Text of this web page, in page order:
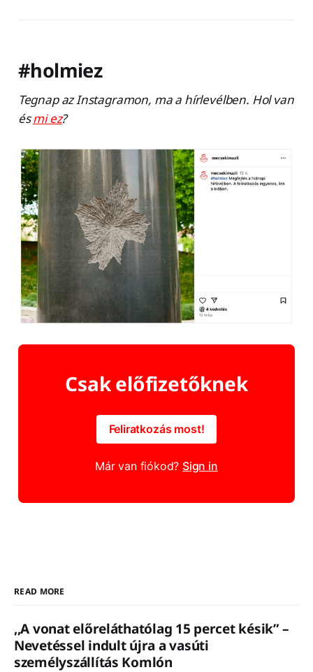
#holmiez
Tegnap az Instagramon, ma a hírlevélben. Hol van
ésmi ez?
Csak előfizetőknek
Feliratkozás most!
Már van fiókod? Sign in
READ MORE
,,A vonat előreláthatólag 15 percet késik” –
Nevetéssel indult újra a vasúti
személyszállítás Komlón